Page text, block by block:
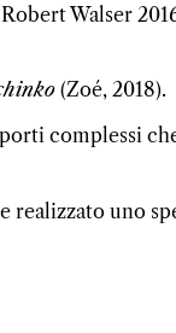
Walser
(Zoé, 2018).
complessi
uno